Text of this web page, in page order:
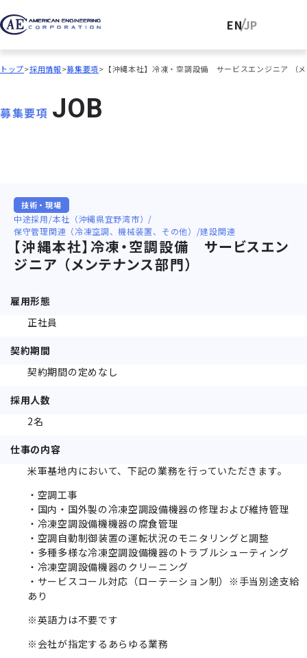
ENJP
トップ 採用情報 募集要項 【沖縄本社】冷凍・空調設備 サービスエンジニア （
募集要項 JOB
技術・現場
中途採用 本社（沖縄県宜野湾市）
保守管理関連（冷凍空調、機械装置、その他）
建設関連
【沖縄本社】冷凍・空調設備 サービスエン
ジニア （メンテナンス部門）
雇用形態
正社員
契約期間
契約期間の定めなし
採用人数
2名
仕事の内容
米軍基地内において、下記の業務を行っていただきます。
・空調工事
・国内・国外製の冷凍空調設備機器の修理および維持管理
・冷凍空調設備機機器の腐食管理
・空調自動制御装置の運転状況のモニタリングと調整
・多種多様な冷凍空調設備機器のトラブルシューティング
・冷凍空調設備機器のクリーニング
・サービスコール対応（ローテーション制）※手当別途支給
あり
※英語力は不要です
※会社が指定するあらゆる業務